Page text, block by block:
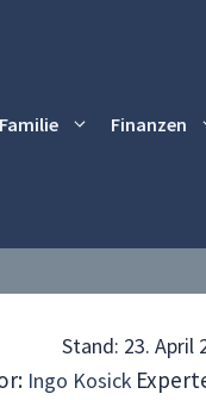
Familie Finanzen
Stand: 23. April
Ingo Kosick